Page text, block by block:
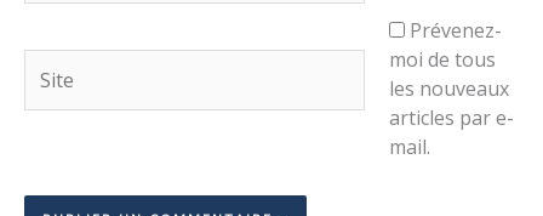
Prévenez-
moi de tous
les nouveaux
articles par e-
mail.